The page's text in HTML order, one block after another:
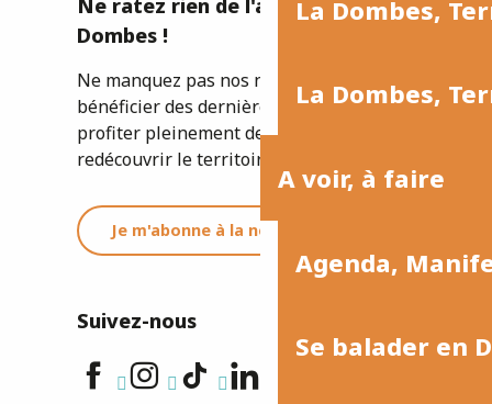
La Dombes,
La Dombes,
A voir, à faire
Agenda,
Se balader en
Dombes !
Ne manquez pas nos newsletters pour
bénéficier des dernières informations et
profiter pleinement de votre séjour ou
redécouvrir le territoire.
Je m'abonne à la newsletter
Suivez-nous